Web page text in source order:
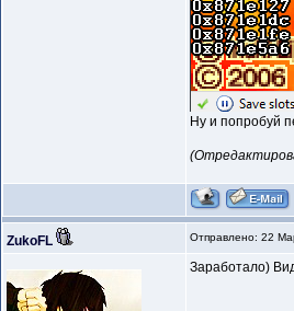
Ну и попробуй
ZukoFL Отправлено: 22
Заработало)